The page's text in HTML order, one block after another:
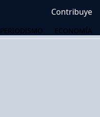
Contribuye
PERIODISMO ECONOMÍA